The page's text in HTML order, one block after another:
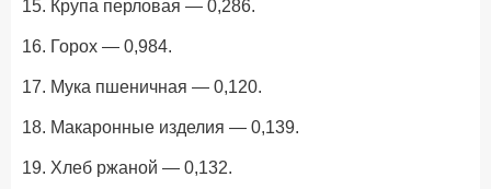
15. Крупа перловая — 0,286.
16. Горох — 0,984.
17. Мука пшеничная — 0,120.
18. Макаронные изделия — 0,139.
19. Хлеб ржаной — 0,132.